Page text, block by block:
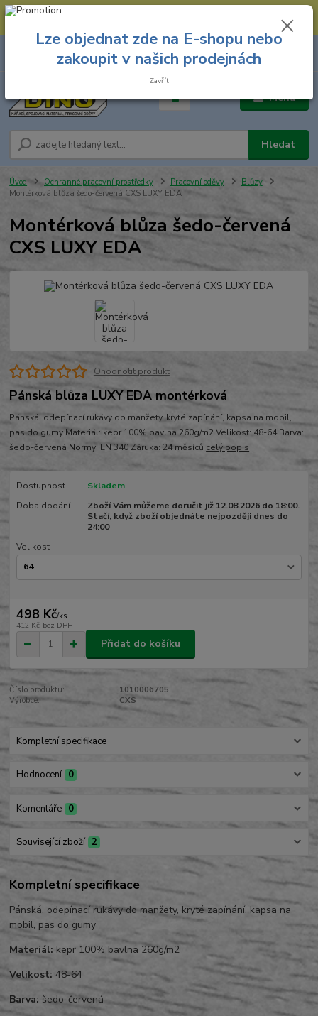
--- Spojovací materiál: 774 431 045 --- Prodejna nářadí: 731 449 423 --
Menu
Hledat
8.00 hod. - 16.00 hod.
za
Úvod Ochranné pracovní prostředky Pracovní oděvy
Blůzy
Montérková blůza šedo-červená CXS LUXY EDA
Montérková blůza šedo-červená
CXS LUXY EDA
Ohodnotit produkt
Pánská blůza LUXY EDA montérková
Pánská, odepínací rukávy do manžety, kryté zapínání, kapsa na mobil,
pas do gumy Materiál: kepr 100% bavlna 260g/m2 Velikost: 48-64 Barva:
šedo-červená Normy: EN 340 Záruka: 24 měsíců celý popis
Dostupnost
Skladem
Doba dodání
Zboží Vám můžeme doručit již 12.08.2026 do 18:00.
Stačí, když zboží objednáte nejpozději dnes do
24:00
Velikost
498 Kč/ks
412 Kč bez DPH
Přidat do košíku
Číslo produktu:
1010006705
Výrobce:
CXS
Kompletní specifikace
Hodnocení 0
Komentáře 0
Související zboží 2
Kompletní specifikace
Pánská, odepínací rukávy do manžety, kryté zapínání, kapsa na
mobil, pas do gumy
Materiál: kepr 100% bavlna 260g/m2
Velikost: 48-64
Barva: šedo-červená
Lze objednat zde na E-shopu nebo
zakoupit v našich prodejnách
Zavřít